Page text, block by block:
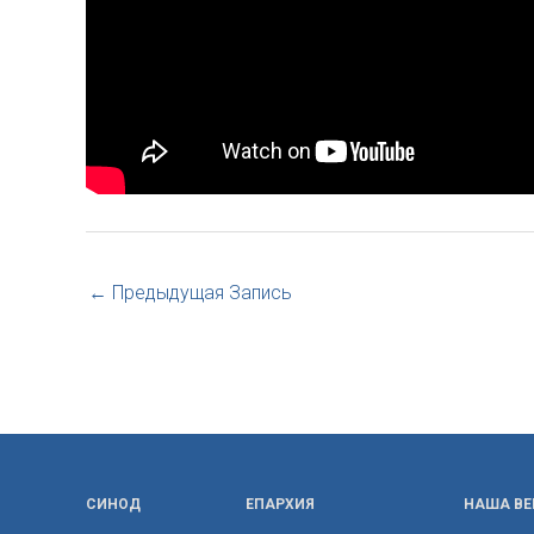
← Предыдущая Запись
СИНОД ЕПАРХИЯ НАША